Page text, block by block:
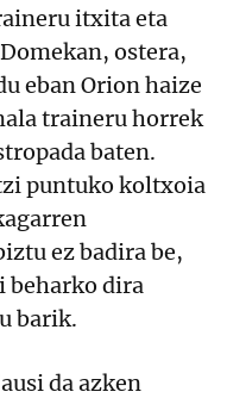
itxita eta
ostera,
eban Orion haize
traineru horrek
baten.
puntuko koltxoia
ez badira be,
beharko dira
barik.
da azken